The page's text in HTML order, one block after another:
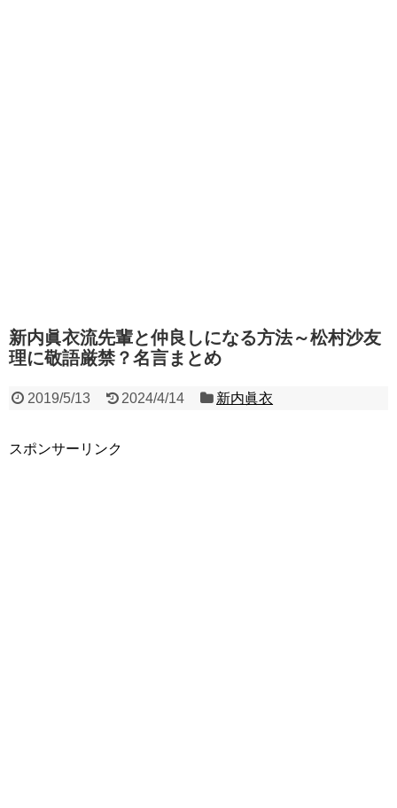
新内眞衣流先輩と仲良しになる方法～松村沙友
理に敬語厳禁？名言まとめ
2019/5/13 2024/4/14 新内眞衣
スポンサーリンク